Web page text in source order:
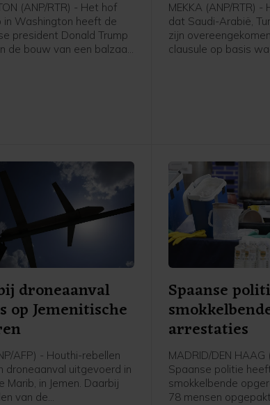
(ANP/RTR) - Het hof
in Washington heeft de
president Donald Trump
de bouw van een balzaal
MEKKA (ANP/RTR)
dat Saudi-Arabië,
zijn
clausule op basis
NAVO. Ook worden
gemaakt over
droneaanval
op Jemenitische
AFP) - Houthi-rebellen
droneaanval uitgevoerd in
Marib, in Jemen. Daarbij
van de
Spaanse
arrestaties
MADRID/DEN HAAG
Spaanse politie
smokkelbende
78 mensen